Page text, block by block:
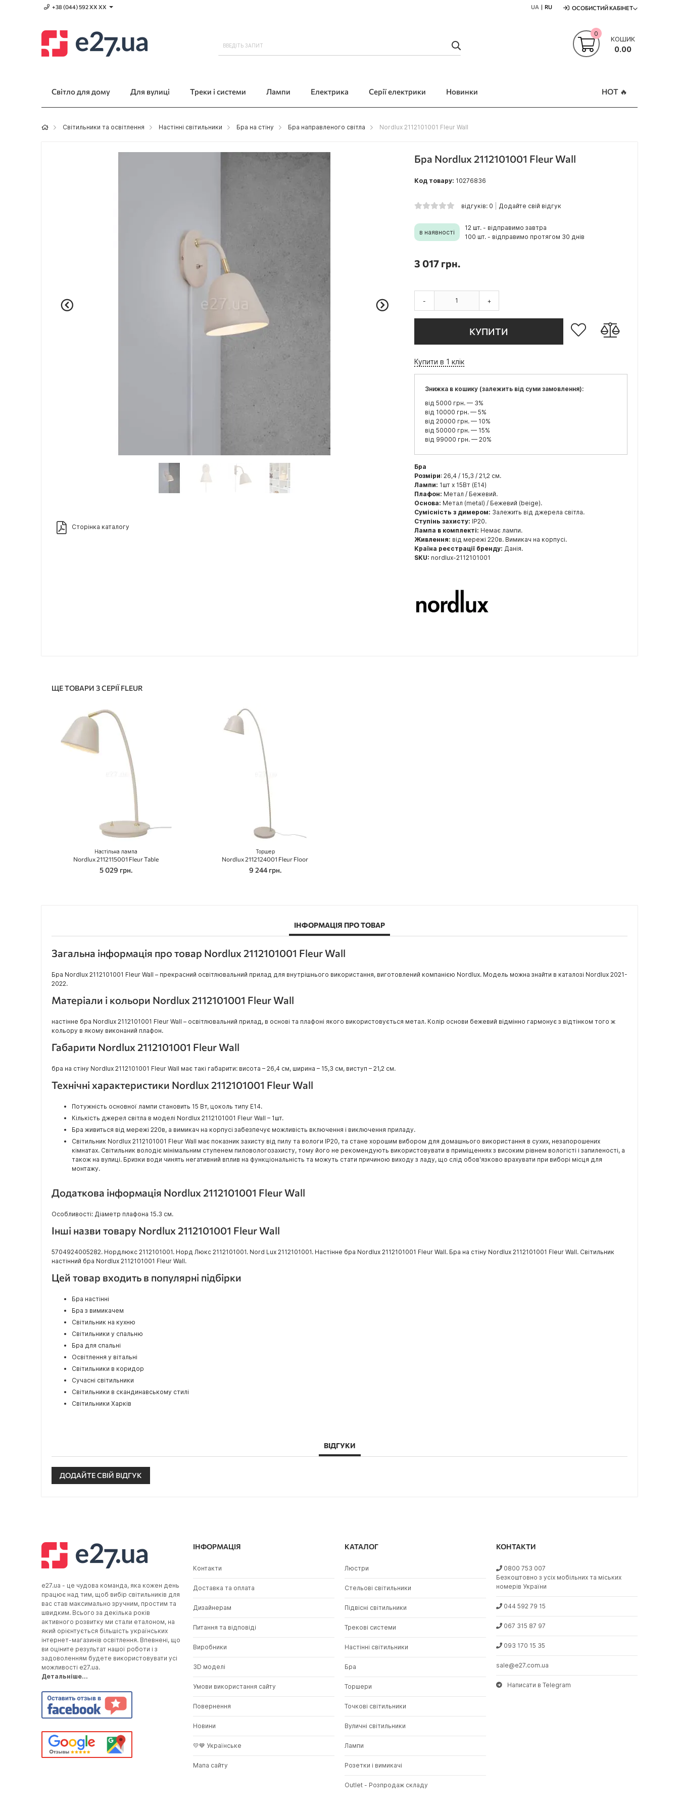
+38 (044) 592 XХ ХХ UA RU ОСОБИСТИЙ КАБІНЕТ
КОШИК
0.00
0
Світло для дому Для вулиці Треки і системи Лампи Електрика Серії електрики Новинки HOT 🔥
Світильники та освітлення Настінні світильники Бра на стіну Бра направленого світла Nordlux 2112101001 Fleur Wall
Сторінка каталогу
Бра Nordlux 2112101001 Fleur Wall
Код товару: 10276836
відгуків: 0 Додайте свій відгук
в наявності
12 шт. - відправимо завтра
100 шт. - відправимо протягом 30 днів
3 017 грн.
- +
КУПИТИ
Купити в 1 клік
Знижка в кошику (залежить від суми замовлення):
від 5000 грн. — 3%
від 10000 грн. — 5%
від 20000 грн. — 10%
від 50000 грн. — 15%
від 99000 грн. — 20%
Бра
Розміри: 26,4 / 15,3 / 21,2 см.
Лампи: 1шт x 15Вт (E14)
Плафон: Метал / Бежевий.
Основа: Метал (metal) / Бежевий (beige).
Сумісність з димером: Залежить від джерела світла.
Ступінь захисту: IP20.
Лампа в комплекті: Немає лампи.
Живлення: від мережі 220в. Вимикач на корпусі.
Країна реєстрації бренду: Данія.
SKU: nordlux-2112101001
ЩЕ ТОВАРИ З СЕРІЇ FLEUR
Настільна лампа
Nordlux 2112115001 Fleur Table
5 029 грн.
Торшер
Nordlux 2112124001 Fleur Floor
9 244 грн.
ІНФОРМАЦІЯ ПРО ТОВАР
Загальна інформація про товар Nordlux 2112101001 Fleur Wall
Бра Nordlux 2112101001 Fleur Wall – прекрасний освітлювальний прилад для внутрішнього використання, виготовлений компанією Nordlux. Модель можна знайти в каталозі Nordlux 2021-
2022.
Матеріали і кольори Nordlux 2112101001 Fleur Wall
настінне бра Nordlux 2112101001 Fleur Wall – освітлювальний прилад, в основі та плафоні якого використовується метал. Колір основи бежевий відмінно гармонує з відтінком того ж
кольору в якому виконаний плафон.
Габарити Nordlux 2112101001 Fleur Wall
бра на стіну Nordlux 2112101001 Fleur Wall має такі габарити: висота – 26,4 см, ширина – 15,3 см, виступ – 21,2 см.
Технічні характеристики Nordlux 2112101001 Fleur Wall
Потужність основної лампи становить 15 Вт, цоколь типу E14.
Кількість джерел світла в моделі Nordlux 2112101001 Fleur Wall – 1шт.
Бра живиться від мережі 220в, а вимикач на корпусі забезпечує можливість включення і виключення приладу.
Світильник Nordlux 2112101001 Fleur Wall має показник захисту від пилу та вологи IP20, та стане хорошим вибором для домашнього використання в сухих, незапорошених
кімнатах. Світильник володіє мінімальним ступенем пиловологозахисту, тому його не рекомендують використовувати в приміщеннях з високим рівнем вологісті і запиленості, а
також на вулиці. Бризки води чинять негативний вплив на функціональність та можуть стати причиною виходу з ладу, що слід обов'язково врахувати при виборі місця для
монтажу.
Додаткова інформація Nordlux 2112101001 Fleur Wall
Особливості: Діаметр плафона 15.3 см.
Інші назви товару Nordlux 2112101001 Fleur Wall
5704924005282. Нордлюкс 2112101001. Норд Люкс 2112101001. Nord Lux 2112101001. Настінне бра Nordlux 2112101001 Fleur Wall. Бра на стіну Nordlux 2112101001 Fleur Wall. Світильник
настінний бра Nordlux 2112101001 Fleur Wall.
Цей товар входить в популярні підбірки
Бра настінні
Бра з вимикачем
Світильник на кухню
Світильники у спальню
Бра для спальні
Освітлення у вітальні
Світильники в коридор
Сучасні світильники
Світильники в скандинавському стилі
Світильники Харків
ВІДГУКИ
ДОДАЙТЕ СВІЙ ВІДГУК
e27.ua - це чудова команда, яка кожен день
працює над тим, щоб вибір світильників для
вас став максимально зручним, простим та
швидким. Всього за декілька років
активного розвитку ми стали еталоном, на
який орієнтується більшість українських
інтернет-магазинів освітлення. Впевнені, що
ви оціните результат нашої роботи і з
задоволенням будете використовувати усі
можливості e27.ua.
Детальніше...
ІНФОРМАЦІЯ
Контакти
Доставка та оплата
Дизайнерам
Питання та відповіді
Виробники
3D моделі
Умови використання сайту
Повернення
Новини
💛💙 Українське
Мапа сайту
КАТАЛОГ
Люстри
Стельові світильники
Підвісні світильники
Трекові системи
Настінні світильники
Бра
Торшери
Точкові світильники
Вуличні світильники
Лампи
Розетки і вимикачі
Outlet - Розпродаж складу
КОНТАКТИ
0800 753 007
Безкоштовно з усіх мобільних та міських
номерів України
044 592 79 15
067 315 87 97
093 170 15 35
sale@e27.com.ua
Написати в Telegram